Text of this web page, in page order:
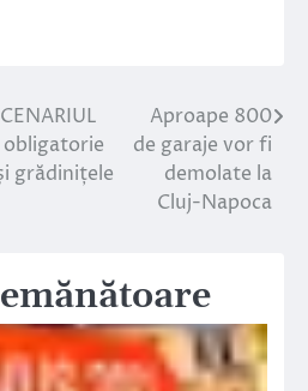
obligatorie
grădinițele
Aproape 800
de garaje vor fi
demolate la
Cluj-Napoca